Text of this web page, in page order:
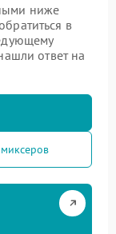
ниже
в
ответ на